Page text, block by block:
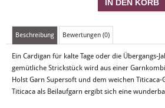
Beschreibung Bewertungen (0)
Ein Cardigan für kalte Tage oder die Übergangs-
gemütliche Strickstück wird aus einer
Holst Garn Supersoft und dem weichen
Titicaca als Beilaufgarn ergibt sich eine